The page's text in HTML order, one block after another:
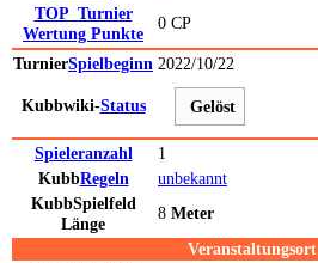
TOP_Turnier
Wertung Punkte
0 CP
TurnierSpielbeginn 2022/10/22
Kubbwiki-Status Gelöst
Spieleranzahl
1
KubbRegeln
unbekannt
KubbSpielfeld
Länge
8 Meter
Veranstaltungsort